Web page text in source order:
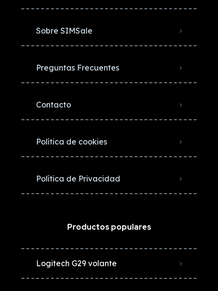
Sobre SIMSale
Preguntas Frecuentes
Contacto
Política de cookies
Política de Privacidad
Productos populares
Logitech G29 volante